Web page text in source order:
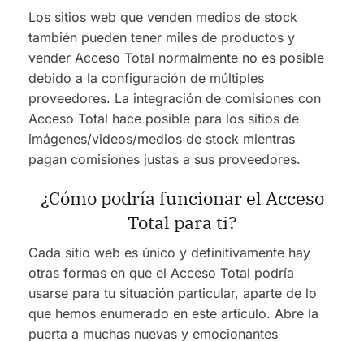
Los sitios web que venden medios de stock
también pueden tener miles de productos y
vender Acceso Total normalmente no es posible
debido a la configuración de múltiples
proveedores. La integración de comisiones con
Acceso Total hace posible para los sitios de
imágenes/videos/medios de stock mientras
pagan comisiones justas a sus proveedores.
¿Cómo podría funcionar el Acceso
Total para ti?
Cada sitio web es único y definitivamente hay
otras formas en que el Acceso Total podría
usarse para tu situación particular, aparte de lo
que hemos enumerado en este artículo. Abre la
puerta a muchas nuevas y emocionantes